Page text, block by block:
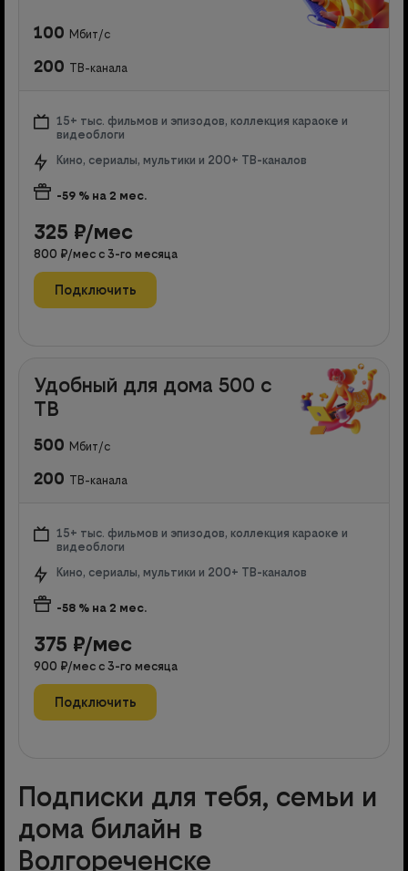
100 Мбит/с
200 ТВ-канала
15+ тыс. фильмов и эпизодов, коллекция караоке и
видеоблоги
Кино, сериалы, мультики и 200+ ТВ-каналов
-59 % на 2 мес.
325 ₽/мес
800 ₽/мес с 3-го месяца
Подключить
Удобный для дома 500 с
ТВ
500 Мбит/с
200 ТВ-канала
15+ тыс. фильмов и эпизодов, коллекция караоке и
видеоблоги
Кино, сериалы, мультики и 200+ ТВ-каналов
-58 % на 2 мес.
375 ₽/мес
900 ₽/мес с 3-го месяца
Подключить
Подписки для тебя, семьи и
дома билайн в
Волгореченске